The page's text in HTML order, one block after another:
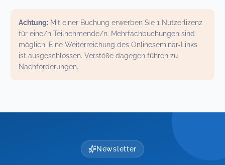
Achtung: Mit einer Buchung erwerben Sie 1 Nutzerlizenz
für eine/n Teilnehmende/n. Mehrfachbuchungen sind
möglich. Eine Weiterreichung des Onlineseminar-Links
ist ausgeschlossen. Verstöße dagegen führen zu
Nachforderungen.
Newsletter